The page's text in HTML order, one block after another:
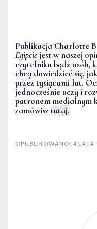
Publikacja Charlotte
Egipciejest w naszej
czytelnika bądź osób,
chcą dowiedzieć się,
przez tysiącami lat.
jednocześnie uczy i
patronem medialnym
zamówisz tutaj.
OPUBLIKOWANO: 4 LATA